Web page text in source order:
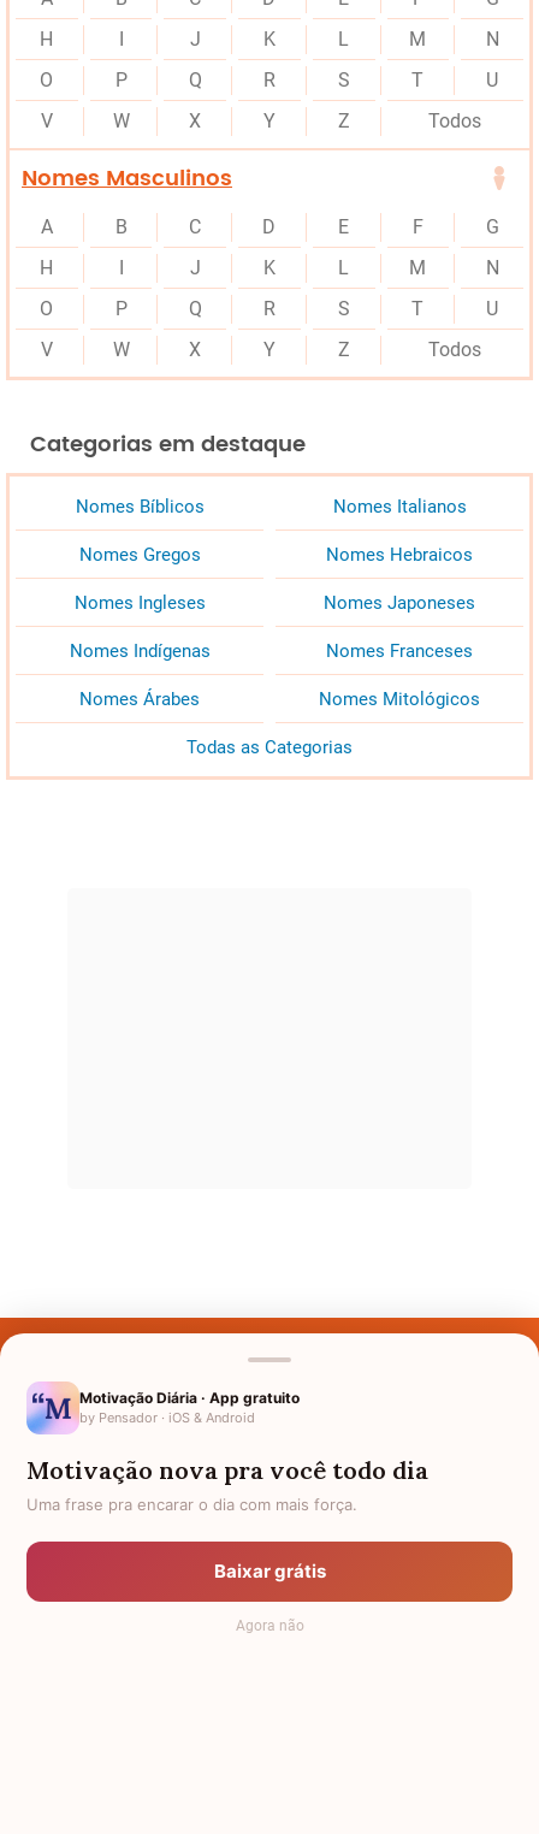
H
J K L M
N
O
P Q R S T
U
V
W X Y Z Todos
Nomes Masculinos
A B C D E F
G
H
J K L M
N
O
P Q R S T
U
V
W X Y Z Todos
Categorias em destaque
Nomes Bíblicos Nomes Italianos
Nomes Gregos Nomes Hebraicos
Nomes Ingleses Nomes Japoneses
Nomes Indígenas Nomes Franceses
Nomes Árabes Nomes Mitológicos
Todas as Categorias
Nomes pelo Mundo
Política de Privacidade
Anuncie
Termos de Uso
Motivação Diária · App gratuito
by Pensador · iOS & Android
Motivação nova pra você todo dia
Uma frase pra encarar o dia com mais força.
Baixar grátis
Agora não